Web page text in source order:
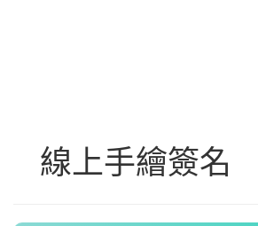
線上手繪簽名